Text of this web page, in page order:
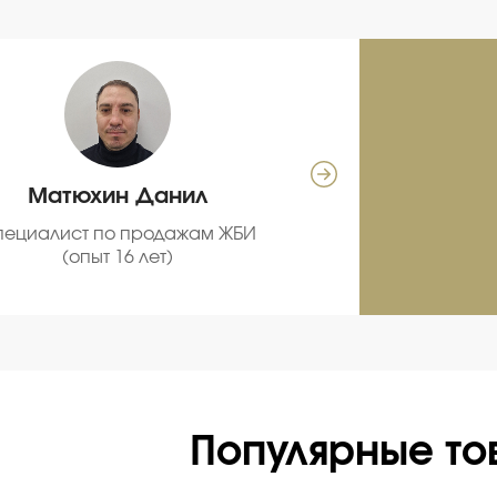
Матюхин Данил
по продажам ЖБИ
(опыт 16 лет)
Популярные